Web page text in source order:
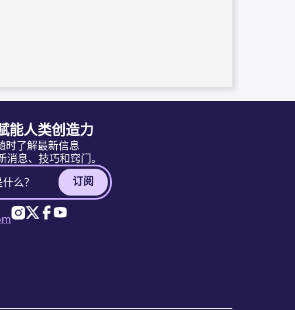
能人类创造力
时了解最新信息
息、技巧和窍门。
订阅